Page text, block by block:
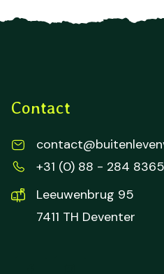
Contact
+31 (0) 88 - 284 8365
Leeuwenbrug 95
7411 TH Deventer